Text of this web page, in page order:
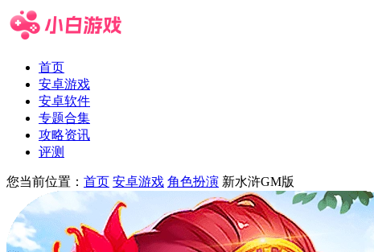
首页
安卓游戏
安卓软件
专题合集
攻略资讯
评测
您当前位置： 首页 安卓游戏 角色扮演 新水浒GM版